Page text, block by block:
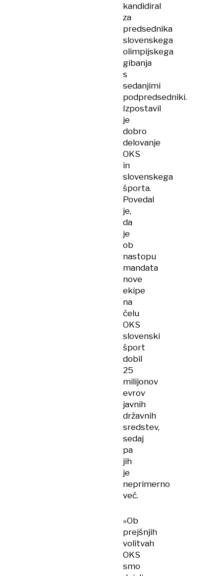
kandidiral
za
predsednika
slovenskega
olimpijskega
gibanja
s
sedanjimi
podpredsedniki.
Izpostavil
je
dobro
delovanje
OKS
in
slovenskega
športa.
Povedal
je,
da
je
ob
nastopu
mandata
nove
ekipe
na
čelu
OKS
slovenski
šport
dobil
25
milijonov
evrov
javnih
državnih
sredstev,
sedaj
pa
jih
je
neprimerno
več.
»Ob
prejšnjih
volitvah
OKS
smo